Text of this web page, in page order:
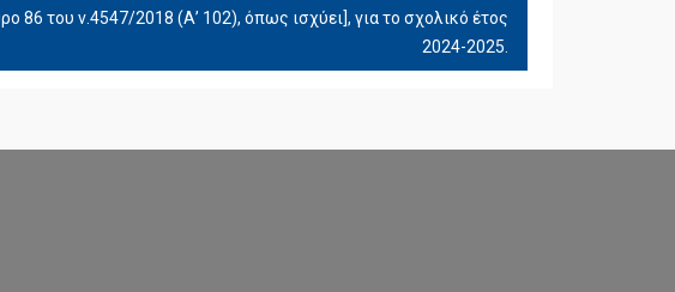
86 του ν.4547/2018 (Α’ 102), όπως ισχύει], για το σχολικό έτος
2024-2025.